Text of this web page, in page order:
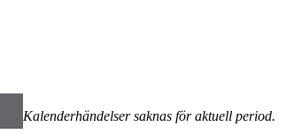
Kalenderhändelser saknas för aktuell period.